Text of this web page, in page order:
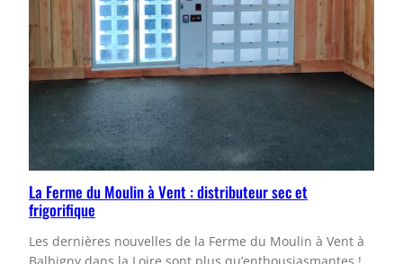
La Ferme du Moulin à Vent : distributeur sec et
frigorifique
Les dernières nouvelles de la Ferme du Moulin à Vent à